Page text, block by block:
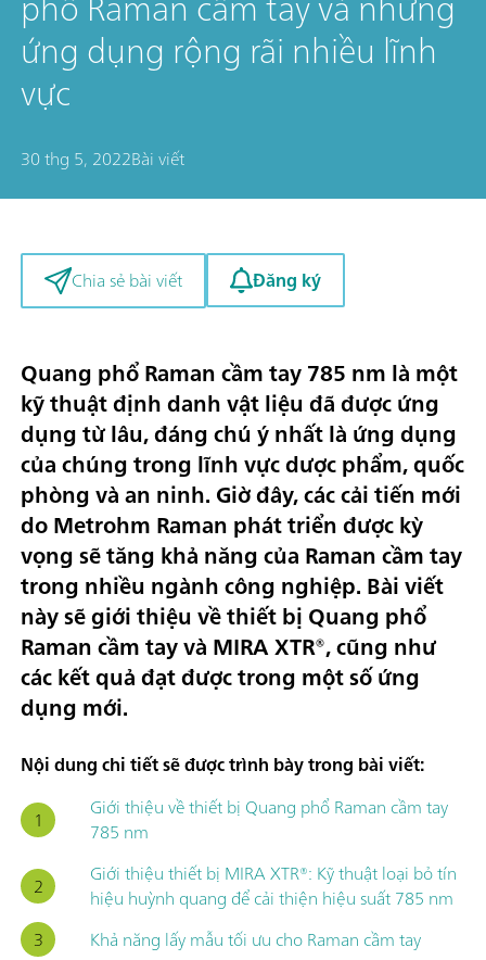
ứng dụng rộng rãi nhiều lĩnh
vực
30 thg 5, 2022Bài viết
Chia sẻ bài viết Đăng ký
Quang phổ Raman cầm tay 785 nm là một
kỹ thuật định danh vật liệu đã được ứng
dụng từ lâu, đáng chú ý nhất là ứng dụng
của chúng trong lĩnh vực dược phẩm, quốc
phòng và an ninh. Giờ đây, các cải tiến mới
do Metrohm Raman phát triển được kỳ
vọng sẽ tăng khả năng của Raman cầm tay
trong nhiều ngành công nghiệp. Bài viết
này sẽ giới thiệu về thiết bị Quang phổ
Raman cầm tay và MIRA XTR®, cũng như
các kết quả đạt được trong một số ứng
dụng mới.
Nội dung chi tiết sẽ được trình bày trong bài viết:
Giới thiệu về thiết bị Quang phổ Raman cầm tay
785 nm
Giới thiệu thiết bị MIRA XTR®: Kỹ thuật loại bỏ tín
hiệu huỳnh quang để cải thiện hiệu suất 785 nm
Khả năng lấy mẫu tối ưu cho Raman cầm tay